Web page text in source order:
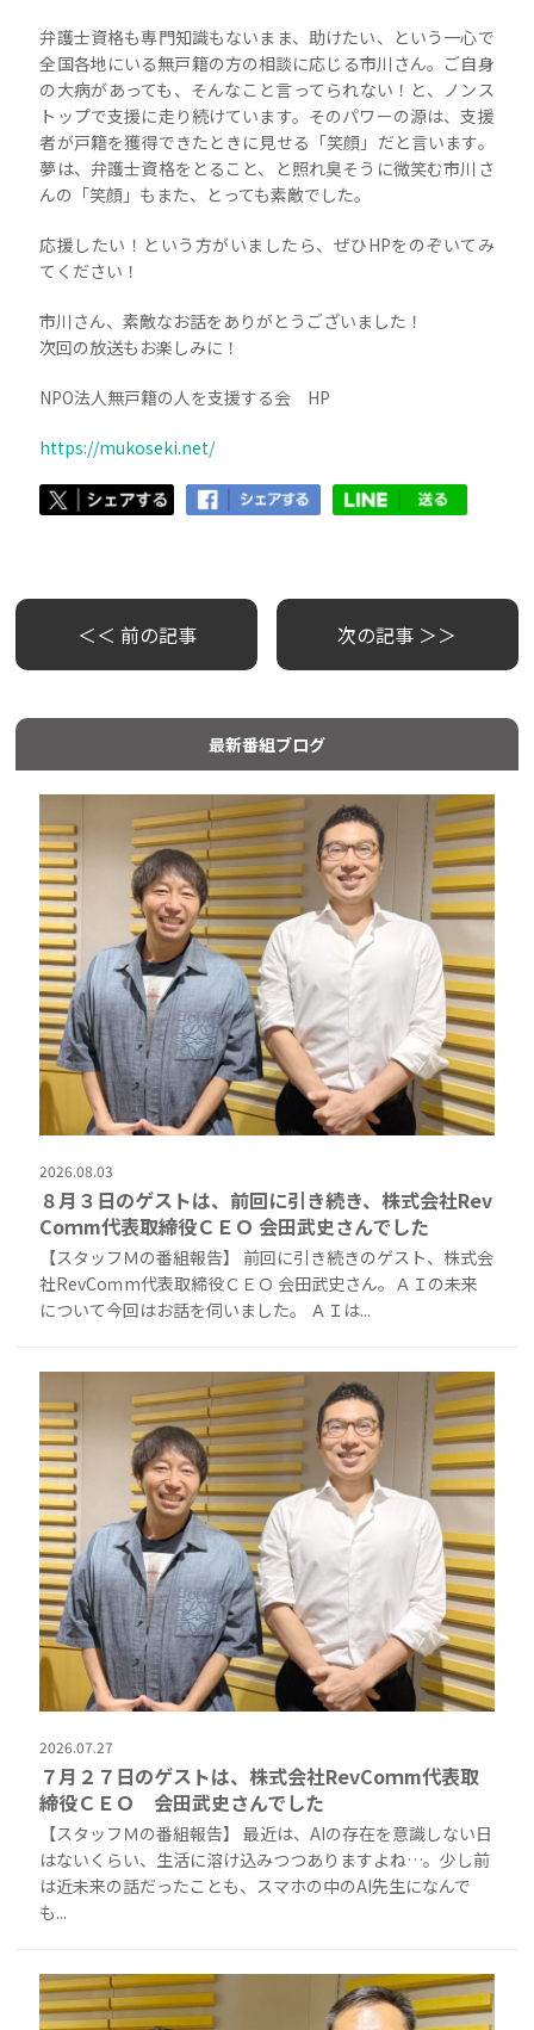
弁護士資格も専門知識もないまま、助けたい、という一心で
全国各地にいる無戸籍の方の相談に応じる市川さん。ご自身
の大病があっても、そんなこと言ってられない！と、ノンス
トップで支援に走り続けています。そのパワーの源は、支援
者が戸籍を獲得できたときに見せる「笑顔」だと言います。
夢は、弁護士資格をとること、と照れ臭そうに微笑む市川さ
んの「笑顔」もまた、とっても素敵でした。
応援したい！という方がいましたら、ぜひHPをのぞいてみ
てください！
市川さん、素敵なお話をありがとうございました！
次回の放送もお楽しみに！
NPO法人無戸籍の人を支援する会 HP
https://mukoseki.net/
＜＜ 前の記事 次の記事 ＞＞
最新番組ブログ
2026.08.03
８月３日のゲストは、前回に引き続き、株式会社Rev
Coｍm代表取締役ＣＥＯ 会田武史さんでした
【スタッフＭの番組報告】 前回に引き続きのゲスト、株式会
社RevCoｍm代表取締役ＣＥＯ 会田武史さん。ＡＩの未来
について今回はお話を伺いました。 ＡＩは...
2026.07.27
７月２７日のゲストは、株式会社RevCoｍm代表取
締役ＣＥＯ 会田武史さんでした
【スタッフＭの番組報告】 最近は、AIの存在を意識しない日
はないくらい、生活に溶け込みつつありますよね…。少し前
は近未来の話だったことも、スマホの中のAI先生になんで
も...